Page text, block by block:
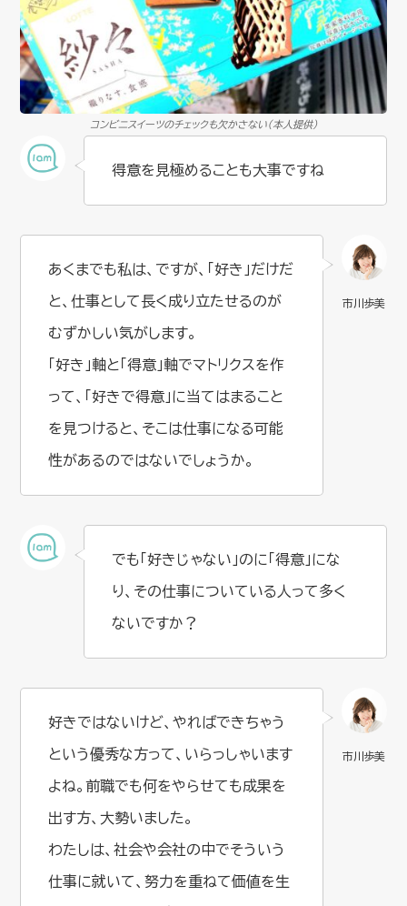
コンビニスイーツのチェックも欠かさない（本人提供）
得意を見極めることも大事ですね
あくまでも私は、ですが、「好き」だけだ
と、仕事として長く成り立たせるのが
むずかしい気がします。
「好き」軸と「得意」軸でマトリクスを作
って、「好きで得意」に当てはまること
を見つけると、そこは仕事になる可能
性があるのではないでしょうか。
でも「好きじゃない」のに「得意」にな
り、その仕事についている人って多く
ないですか？
好きではないけど、やればできちゃう
という優秀な方って、いらっしゃいます
よね。前職でも何をやらせても成果を
出す方、大勢いました。
わたしは、社会や会社の中でそういう
仕事に就いて、努力を重ねて価値を生